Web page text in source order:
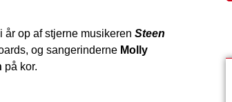
op af stjerne musikeren Steen
og sangerinderne Molly
på kor.